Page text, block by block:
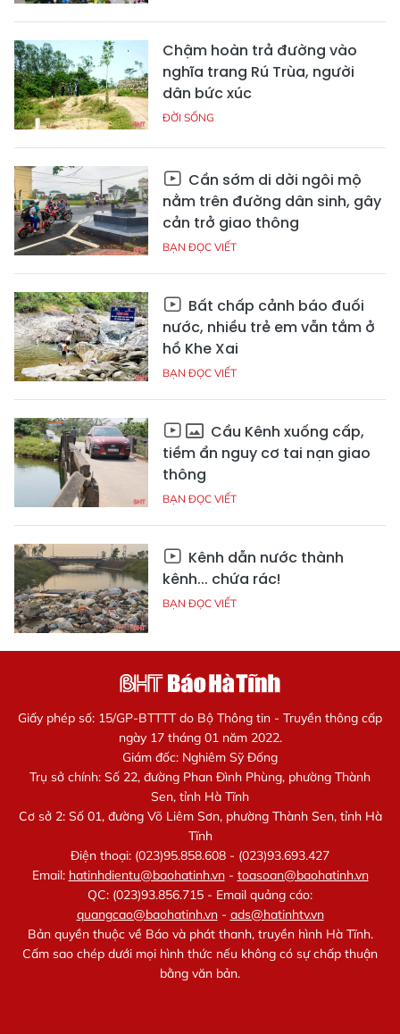
Chậm hoàn trả đường vào
nghĩa trang Rú Trùa, người
dân bức xúc
ĐỜI SỐNG
Cần sớm di dời ngôi mộ
nằm trên đường dân sinh, gây
cản trở giao thông
BẠN ĐỌC VIẾT
Bất chấp cảnh báo đuối
nước, nhiều trẻ em vẫn tắm ở
hồ Khe Xai
BẠN ĐỌC VIẾT
Cầu Kênh xuống cấp,
tiềm ẩn nguy cơ tai nạn giao
thông
BẠN ĐỌC VIẾT
Kênh dẫn nước thành
kênh... chứa rác!
BẠN ĐỌC VIẾT
Giấy phép số: 15/GP-BTTTT do Bộ Thông tin - Truyền thông cấp
ngày 17 tháng 01 năm 2022.
Giám đốc: Nghiêm Sỹ Đống
Trụ sở chính: Số 22, đường Phan Đình Phùng, phường Thành
Sen, tỉnh Hà Tĩnh
Cơ sở 2: Số 01, đường Võ Liêm Sơn, phường Thành Sen, tỉnh Hà
Tĩnh
Điện thoại: (023)95.858.608 - (023)93.693.427
Email: hatinhdientu@baohatinh.vn- toasoan@baohatinh.vn
QC: (023)93.856.715 - Email quảng cáo:
quangcao@baohatinh.vn- ads@hatinhtv.vn
Bản quyền thuộc về Báo và phát thanh, truyền hình Hà Tĩnh.
Cấm sao chép dưới mọi hình thức nếu không có sự chấp thuận
bằng văn bản.